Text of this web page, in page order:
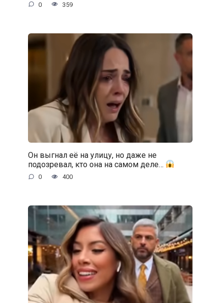
0 359
Он выгнал её на улицу, но даже не
подозревал, кто она на самом деле…
0 400